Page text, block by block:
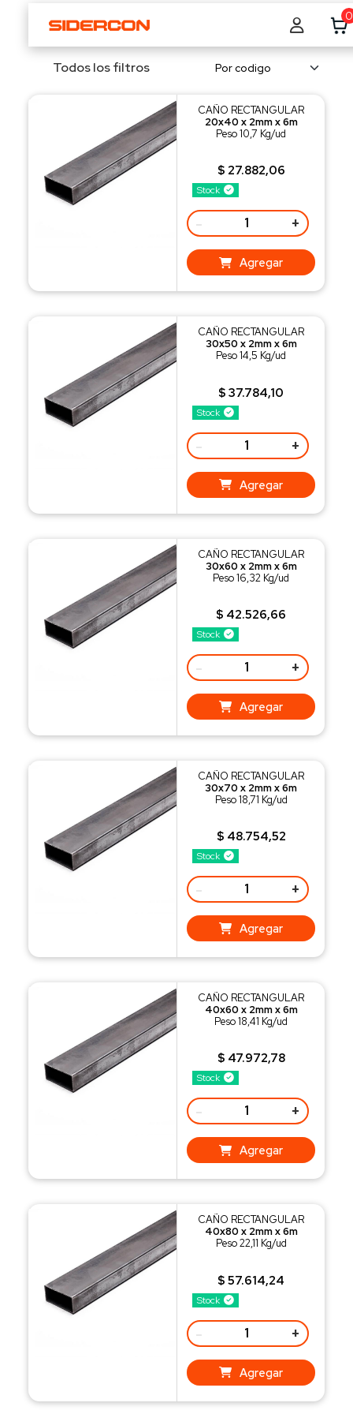
0
Todos los filtros
Stock
CAÑO RECTANGULAR
20x40 x 2mm x 6m
Peso 10,7 Kg/ud
$ 27.882,06
- +
Agregar
Stock
CAÑO RECTANGULAR
30x50 x 2mm x 6m
Peso 14,5 Kg/ud
$ 37.784,10
- +
Agregar
Stock
CAÑO RECTANGULAR
30x60 x 2mm x 6m
Peso 16,32 Kg/ud
$ 42.526,66
- +
Agregar
Stock
CAÑO RECTANGULAR
30x70 x 2mm x 6m
Peso 18,71 Kg/ud
$ 48.754,52
- +
Agregar
Stock
CAÑO RECTANGULAR
40x60 x 2mm x 6m
Peso 18,41 Kg/ud
$ 47.972,78
- +
Agregar
Stock
CAÑO RECTANGULAR
40x80 x 2mm x 6m
Peso 22,11 Kg/ud
$ 57.614,24
- +
Agregar